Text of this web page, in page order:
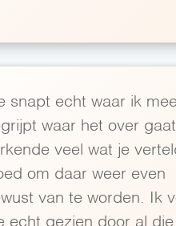
snapt echt waar ik
waar het over
veel wat je
om daar weer even
van te worden. Ik
echt gezien door al die